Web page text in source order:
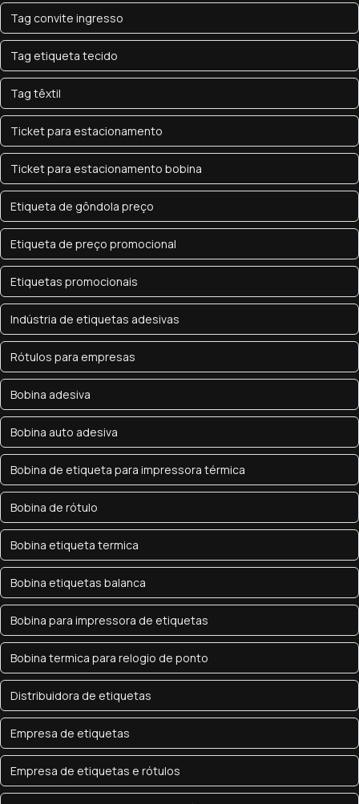
Tag convite ingresso
Tag etiqueta tecido
Tag têxtil
Ticket para estacionamento
Ticket para estacionamento bobina
Etiqueta de gôndola preço
Etiqueta de preço promocional
Etiquetas promocionais
Indústria de etiquetas adesivas
Rótulos para empresas
Bobina adesiva
Bobina auto adesiva
Bobina de etiqueta para impressora térmica
Bobina de rótulo
Bobina etiqueta termica
Bobina etiquetas balanca
Bobina para impressora de etiquetas
Bobina termica para relogio de ponto
Distribuidora de etiquetas
Empresa de etiquetas
Empresa de etiquetas e rótulos